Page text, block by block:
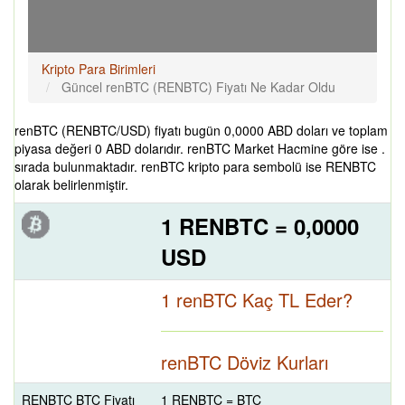
Kripto Para Birimleri
Güncel renBTC (RENBTC) Fiyatı Ne Kadar Oldu
renBTC (RENBTC/USD) fiyatı bugün 0,0000 ABD doları ve toplam
piyasa değeri 0 ABD dolarıdır. renBTC Market Hacmine göre ise .
sırada bulunmaktadır. renBTC kripto para sembolü ise RENBTC
olarak belirlenmiştir.
1 RENBTC = 0,0000
USD
1 renBTC Kaç TL Eder?
renBTC Döviz Kurları
RENBTC BTC Fiyatı
1 RENBTC = BTC